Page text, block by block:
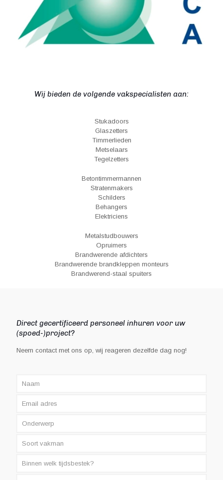
Wij bieden de volgende vakspecialisten aan:
Stukadoors
Glaszetters
Timmerlieden
Metselaars
Tegelzetters
Betontimmermannen
Stratenmakers
Schilders
Behangers
Elektriciens
Metalstudbouwers
Opruimers
Brandwerende afdichters
Brandwerende brandkleppen monteurs
Brandwerend-staal spuiters
Direct gecertificeerd personeel inhuren voor uw
(spoed-)project?
Neem contact met ons op, wij reageren dezelfde dag nog!